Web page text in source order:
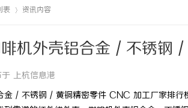
表 资讯内容
机外壳铝合金 / 不锈钢
加工解决方案
上杭信息港
金 / 不锈钢 / 黄铜精密零件 CNC 加工厂家排行